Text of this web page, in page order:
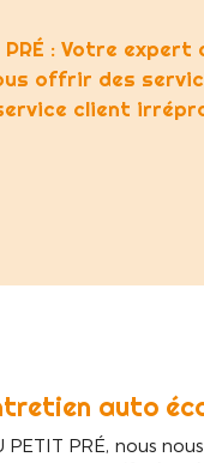
PRÉ : Votre
offrir des
client
auto
PETIT PRÉ, nous